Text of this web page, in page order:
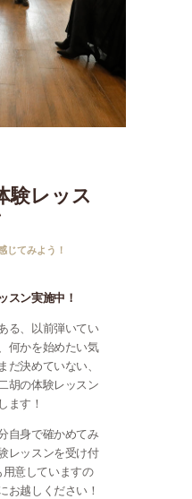
験レッス
てみよう！
スン実施中！
る、以前弾いてい
何かを始めたい気
決めていない、
胡の体験レッスン
ます！
自身で確かめてみ
レッスンを受け付
意していますの
お越しください！